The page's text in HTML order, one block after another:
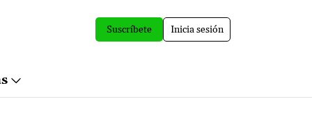
Suscríbete Inicia sesión